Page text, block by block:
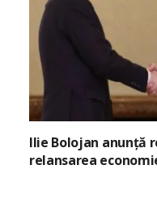
Ilie Bolojan anunță
relansarea